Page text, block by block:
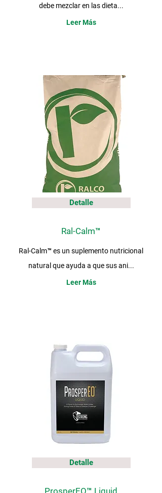
debe mezclar en las dieta...
Leer Más
Detalle
Ral-Calm™
Ral-Calm™ es un suplemento nutricional
natural que ayuda a que sus ani...
Leer Más
Detalle
ProsperEO™ Liquid